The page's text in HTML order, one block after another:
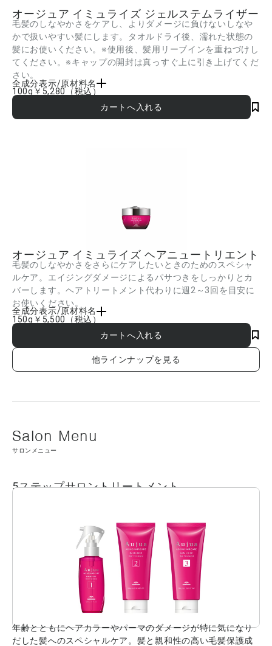
オージュア イミュライズ ジェルステムライザー
毛髪のしなやかさをケアし、よりダメージに負けないしなや
かで扱いやすい髪にします。タオルドライ後、濡れた状態の
髪にお使いください。※使用後、髪用リーブインを重ねづけし
てください。※キャップの開封は真っすぐ上に引き上げてくだ
さい。
全成分表示/原材料名
水、PG、エタノール、(PEG-240/デシルテトラデセス-20/HDI)コポリマー、PEG-40
水添ヒマシ油、PEG/PPG/ポリブチレングリコール-8/5/3グリセリン、イソノナン酸
イソトリデシル、PEG-20、トレハロース、ビサボロール、グルコシルヘスペリジン、
ます。実際の成分は商品の表示をご覧ください。
100g ￥5,280 （税込）
オージュア イミュライズ ヘアニュートリエント
毛髪のしなやかさをさらにケアしたいときのためのスペシャ
ルケア。エイジングダメージによるパサつきをしっかりとカ
バーします。ヘアトリートメント代わりに週2～3回を目安に
お使いください。
全成分表示/原材料名
水、ハチミツ、セタノール、シクロメチコン、セトリモニウムブロミド、ヒマワリ種
子油、テトラオクタン酸ペンタエリスリチル、ステアリルアルコール、ジメチコン、
エタノール、アミノエチルアミノプロピルジメチコン、アモジメチコン、イソノナン
酸イソトリデシル、PEG-20、トレハロース、カルボキシメチルアラニルジスルフィド
ケラチン(羊毛)、ロイシン、イソステアリン酸イソステアリル、クオタニウム-33、加
水分解ケラチン(羊毛)、ヒアルロン酸Na、リン酸トリセチル、ジステアリン酸スクロ
ンチフォリアバラ花エキス、アミリスバルサミフェラ樹皮油、ダマスクバラ花油、ニ
150g ￥5,500 （税込）
他ラインナップを見る
サロンメニュー
5ステップサロントリートメント
年齢とともにヘアカラーやパーマのダメージが特に気になり
だした髪へのスペシャルケア。髪と親和性の高い毛髪保護成